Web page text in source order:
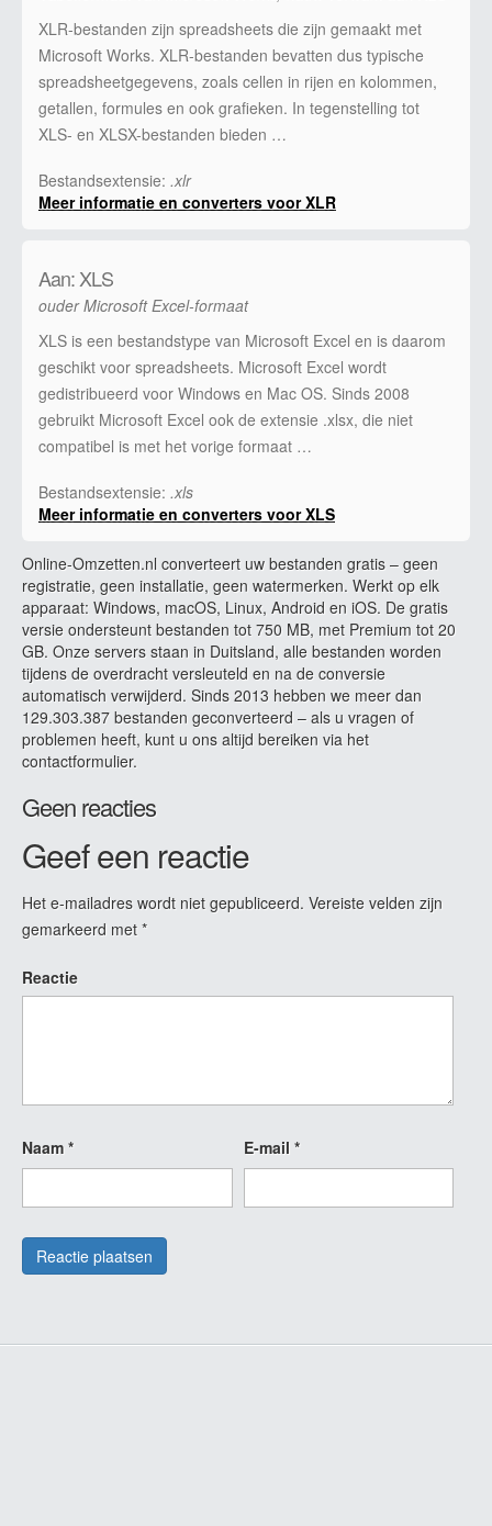
XLR-bestanden zijn spreadsheets die zijn gemaakt met
Microsoft Works. XLR-bestanden bevatten dus typische
spreadsheetgegevens, zoals cellen in rijen en kolommen,
getallen, formules en ook grafieken. In tegenstelling tot
XLS- en XLSX-bestanden bieden …
Bestandsextensie: .xlr
Meer informatie en converters voor XLR
Aan: XLS
ouder Microsoft Excel-formaat
XLS is een bestandstype van Microsoft Excel en is daarom
geschikt voor spreadsheets. Microsoft Excel wordt
gedistribueerd voor Windows en Mac OS. Sinds 2008
gebruikt Microsoft Excel ook de extensie .xlsx, die niet
compatibel is met het vorige formaat …
Bestandsextensie: .xls
Meer informatie en converters voor XLS
Online-Omzetten.nl converteert uw bestanden gratis – geen
registratie, geen installatie, geen watermerken. Werkt op elk
apparaat: Windows, macOS, Linux, Android en iOS. De gratis
versie ondersteunt bestanden tot 750 MB, met Premium tot 20
GB. Onze servers staan in Duitsland, alle bestanden worden
tijdens de overdracht versleuteld en na de conversie
automatisch verwijderd. Sinds 2013 hebben we meer dan
129.303.387 bestanden geconverteerd – als u vragen of
problemen heeft, kunt u ons altijd bereiken via het
contactformulier.
Geen reacties
Geef een reactie
Het e-mailadres wordt niet gepubliceerd. Vereiste velden zijn
gemarkeerd met *
Reactie
Naam * E-mail *